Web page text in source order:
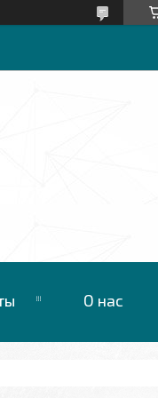
О нас